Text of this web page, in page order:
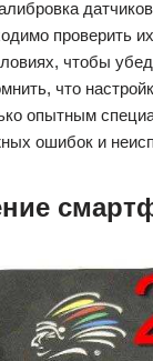
проверить
чтобы
что
опытным
ошибок и